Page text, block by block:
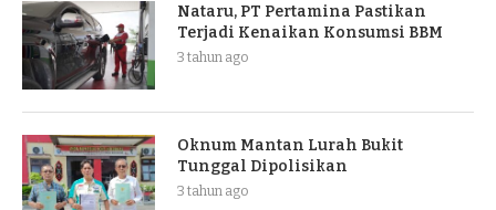
Nataru, PT Pertamina Pastikan
Terjadi Kenaikan Konsumsi BBM
3 tahun ago
Oknum Mantan Lurah Bukit
Tunggal Dipolisikan
3 tahun ago